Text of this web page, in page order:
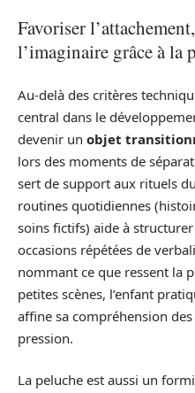
Favoriser
l’imaginaire grâce à la
Au‑delà des critères
central dans le
devenir un objet
lors des moments de
sert de support aux rituels
routines quotidiennes
soins fictifs) aide à
occasions répétées de
nommant ce que ressent la
petites scènes, l’enfant
affine sa compréhension
pression.
La peluche est aussi un